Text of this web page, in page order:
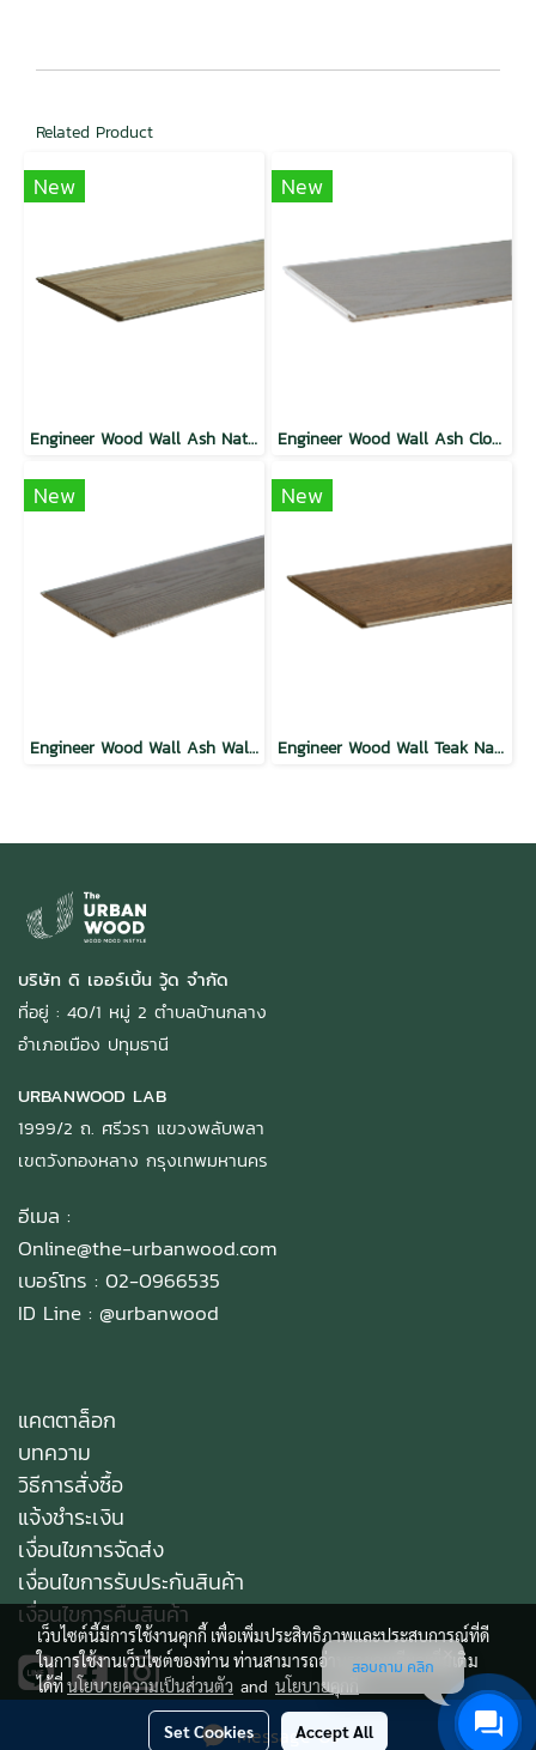
Message Us
Related Product
New
Engineer Wood Wall Ash Natural
New
Engineer Wood Wall Ash Cloudy
New
Engineer Wood Wall Ash Walnut
New
Engineer Wood Wall Teak Natural
บริษัท ดิ เออร์เบิ้น วู้ด จำกัด
ที่อยู่ : 40/1 หมู่ 2 ตำบลบ้านกลาง
อำเภอเมือง ปทุมธานี
URBANWOOD LAB
1999/2 ถ. ศรีวรา แขวงพลับพลา
เขตวังทองหลาง กรุงเทพมหานคร
อีเมล :
Online@the-urbanwood.com
เบอร์โทร : 02-0966535
ID Line : @urbanwood
แคตตาล็อก
บทความ
วิธีการสั่งซื้อ
แจ้งชำระเงิน
เงื่อนไขการจัดส่ง
เงื่อนไขการรับประกันสินค้า
เงื่อนไขการคืนสินค้า
เว็บไซต์นี้มีการใช้งานคุกกี้ เพื่อเพิ่มประสิทธิภาพและประสบการณ์ที่ดี
ในการใช้งานเว็บไซต์ของท่าน ท่านสามารถอ่านรายละเอียดเพิ่มเติม
ได้ที่นโยบายความเป็นส่วนตัว and นโยบายคุกกี้
Set Cookies Accept All
สอบถาม คลิก